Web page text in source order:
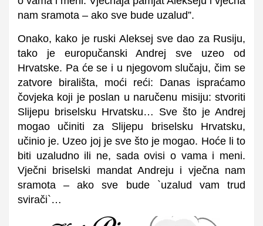
nam sramota – ako sve bude uzalud”.
Onako, kako je ruski Aleksej sve dao za Rusiju,
tako je europučanski Andrej sve uzeo od
Hrvatske. Pa će se i u njegovom slučaju, čim se
zatvore birališta, moći reći: Danas ispraćamo
čovjeka koji je poslan u naručenu misiju: stvoriti
Slijepu briselsku Hrvatsku… Sve što je Andrej
mogao učiniti za Slijepu briselsku Hrvatsku,
učinio je. Uzeo joj je sve što je mogao. Hoće li to
biti uzaludno ili ne, sada ovisi o vama i meni.
Vječni briselski mandat Andreju i vječna nam
sramota – ako sve bude `uzalud vam trud
svirači`…